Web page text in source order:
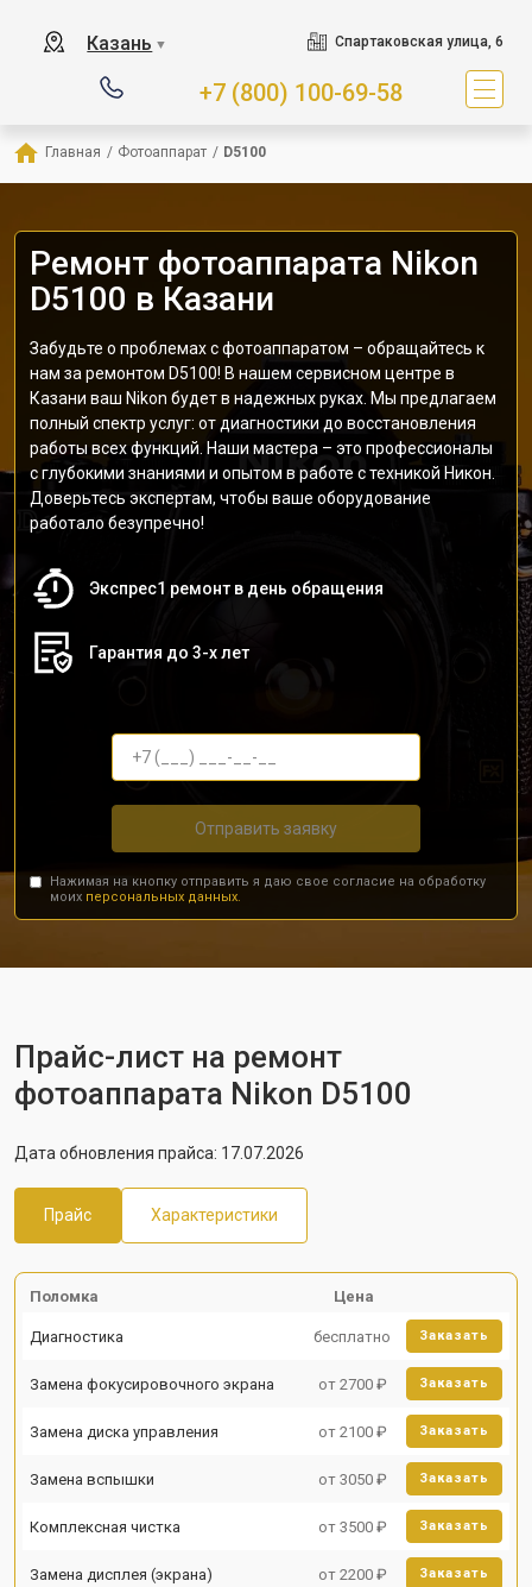
Казань ▼ Спартаковская улица, 6
+7 (800) 100-69-58
Главная / Фотоаппарат / D5100
Ремонт фотоаппарата Nikon
D5100 в Казани
Забудьте о проблемах с фотоаппаратом – обращайтесь к
нам за ремонтом D5100! В нашем сервисном центре в
Казани ваш Nikon будет в надежных руках. Мы предлагаем
полный спектр услуг: от диагностики до восстановления
работы всех функций. Наши мастера – это профессионалы
с глубокими знаниями и опытом в работе с техникой Никон.
Доверьтесь экспертам, чтобы ваше оборудование
работало безупречно!
Экспрес1 ремонт в день обращения
Гарантия до 3-х лет
Отправить заявку
Нажимая на кнопку отправить я даю свое согласие на обработку
моих персональных данных.
Прайс-лист на ремонт
фотоаппарата Nikon D5100
Дата обновления прайса: 17.07.2026
Прайс Характеристики
Поломка Цена
Диагностика бесплатно Заказать
Замена фокусировочного экрана от 2700 ₽ Заказать
Замена диска управления от 2100 ₽ Заказать
Замена вспышки от 3050 ₽ Заказать
Комплексная чистка от 3500 ₽ Заказать
Замена дисплея (экрана) от 2200 ₽ Заказать